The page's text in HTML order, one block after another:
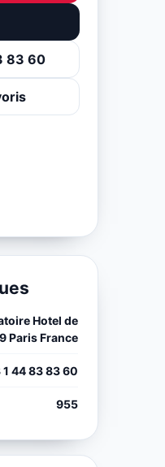
83 60
Hotel de
Paris France
1 44 83 83 60
955